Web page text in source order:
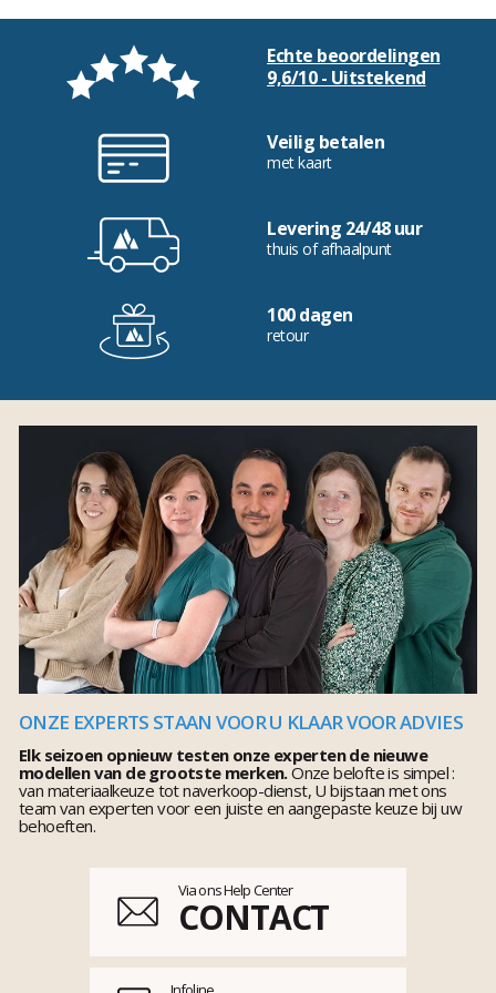
Echte beoordelingen
9,6/10 - Uitstekend
Veilig betalen
met kaart
Levering 24/48 uur
thuis of afhaalpunt
100 dagen
retour
ONZE EXPERTS STAAN VOOR U KLAAR VOOR ADVIES
Elk seizoen opnieuw testen onze experten de nieuwe
modellen van de grootste merken.Onze belofte is simpel :
van materiaalkeuze tot naverkoop-dienst, U bijstaan met ons
team van experten voor een juiste en aangepaste keuze bij uw
behoeften.
Via ons Help Center
CONTACT